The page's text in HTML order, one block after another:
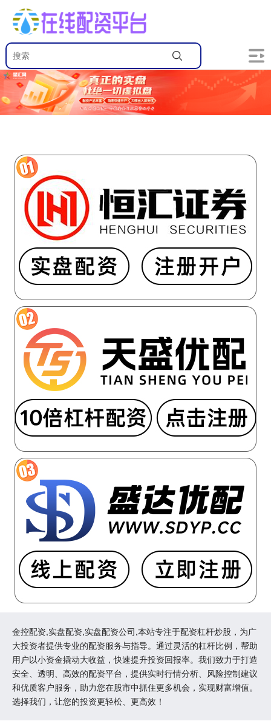
金控配资,实盘配资,实盘配资公司,本站专注于配资杠杆炒股，为广
大投资者提供专业的配资服务与指导。通过灵活的杠杆比例，帮助
用户以小资金撬动大收益，快速提升投资回报率。我们致力于打造
安全、透明、高效的配资平台，提供实时行情分析、风险控制建议
和优质客户服务，助力您在股市中抓住更多机会，实现财富增值。
选择我们，让您的投资更轻松、更高效！